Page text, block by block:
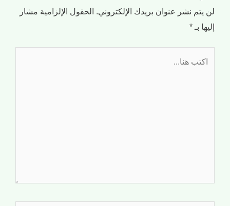
لن يتم نشر عنوان بريدك الإلكتروني. الحقول الإلزامية مشار
إليها بـ *